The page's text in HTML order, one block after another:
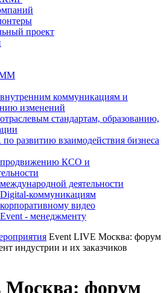
проект
коммуникациям и
изменений
стандартам, образованию,
развитию взаимодействия бизнеса
продвижению КСО и
деятельности
коммуникациям
видео
- менеджменту
Event LIVE Москва: форум
индустрии и их заказчиков
Москва: форум